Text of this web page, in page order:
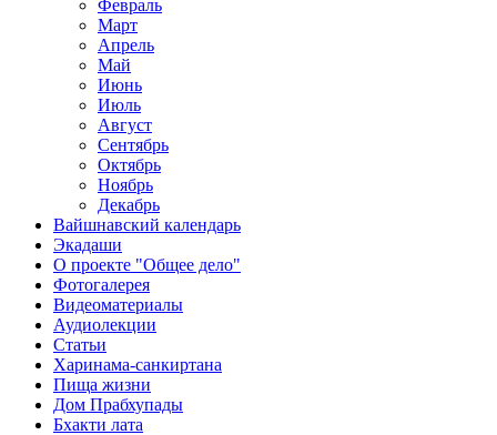
Февраль
Март
Апрель
Май
Июнь
Июль
Август
Сентябрь
Октябрь
Ноябрь
Декабрь
Вайшнавский календарь
Экадаши
О проекте "Общее дело"
Фотогалерея
Видеоматериалы
Аудиолекции
Статьи
Харинама-санкиртана
Пища жизни
Дом Прабхупады
Бхакти лата